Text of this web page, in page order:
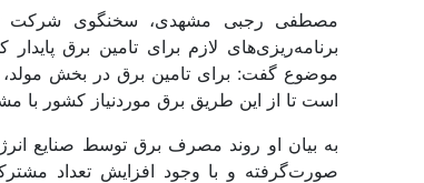
مصطفی رجبی مشهدی، سخنگوی شرکت
برنامه‌‌‌ریزی‌‌‌های لازم برای تامین برق
است تا از این طریق برق موردنیاز کشور با
به بیان او روند مصرف برق توسط صنایع
صورت‌گرفته و با وجود افزایش تعداد